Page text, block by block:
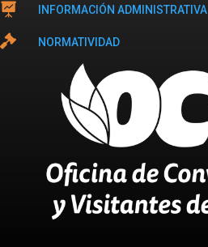
 INFORMACIÓN ADMINISTRATIVA
 NORMATIVIDAD